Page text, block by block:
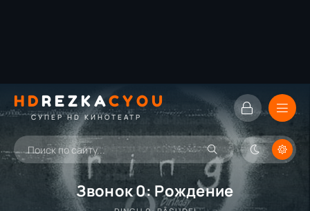
HDREZKACYOU
СУПЕР HD КИНОТЕАТР
Звонок 0: Рождение